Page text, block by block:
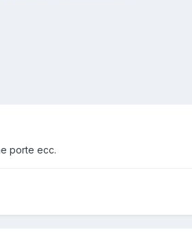
porte ecc.